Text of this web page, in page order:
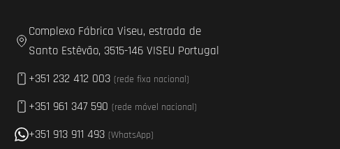
Complexo Fábrica Viseu, estrada de
Santo Estêvão, 3515-146 VISEU Portugal
+351 232 412 003 (rede fixa nacional)
+351 961 347 590 (rede móvel nacional)
+351 913 911 493 (WhatsApp)